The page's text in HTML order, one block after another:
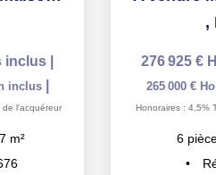
inclus
inclus
de l'acquéreur
m²
,
276 925 €
265 000 €
Honoraires : 4,5%
6